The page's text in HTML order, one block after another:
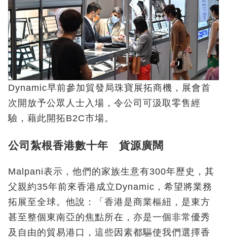
Dynamic早前參加貿發局珠寶展拓商機，展會首
次開放予公眾人士入場，令公司可汲取零售經
驗，藉此開拓B2C市場。
公司紮根香港數十年 貨源廣闊
Malpani表示，他們的家族生意有300年歷史，其
父親約35年前來香港成立Dynamic，希望將業務
拓展至全球。他說：「香港是商業樞紐，是東方
甚至整個東南亞的焦點所在，亦是一個非常優秀
及自由的貿易港口，這些因素都驅使我們選擇香